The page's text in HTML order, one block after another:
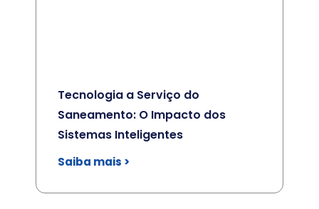
Tecnologia a Serviço do
Saneamento: O Impacto dos
Sistemas Inteligentes
Saiba mais >